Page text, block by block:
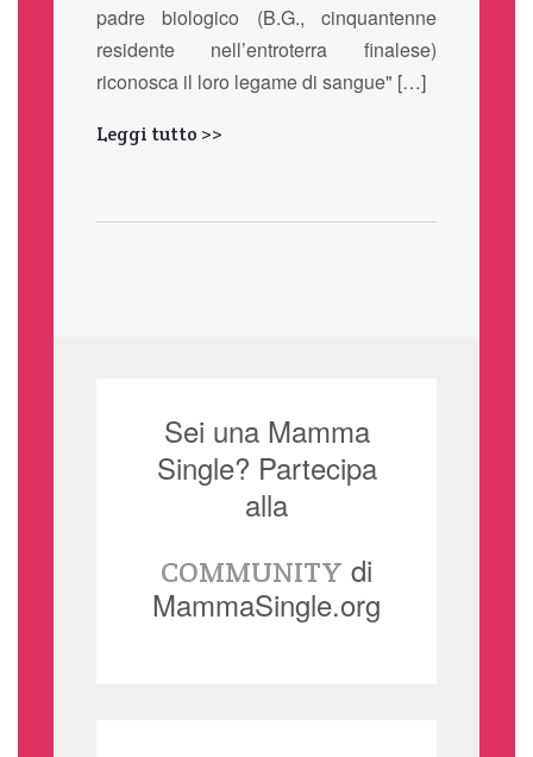
padre biologico (B.G., cinquantenne
residente nell’entroterra finalese)
riconosca il loro legame di sangue" […]
Leggi tutto >>
Sei una Mamma
Single? Partecipa
alla
COMMUNITY di
MammaSingle.org